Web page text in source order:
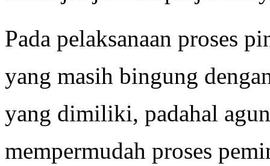
Pada pelaksanaan proses
yang masih bingung
yang dimiliki, padahal
mempermudah proses